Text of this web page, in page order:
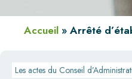
Accueil »Arrêté
Les actes du Conseil